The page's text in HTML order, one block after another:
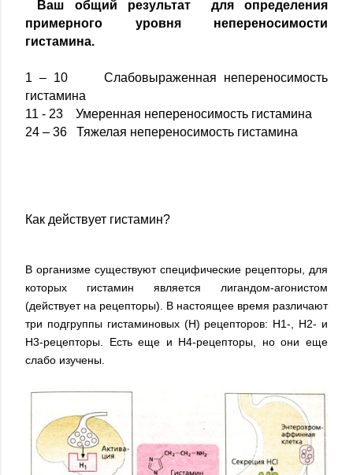
Ваш общий результат для определения
примерного уровня непереносимости
гистамина.
1 – 10 Слабовыраженная непереносимость
гистамина
11 - 23 Умеренная непереносимость гистамина
24 – 36 Тяжелая непереносимость гистамина
Как действует гистамин?
В организме существуют специфические рецепторы, для
которых гистамин является лигандом-агонистом
(действует на рецепторы). В настоящее время различают
три подгруппы гистаминовых (Н) рецепторов: Н1-, Н2- и
Н3-рецепторы. Есть еще и Н4-рецепторы, но они еще
слабо изучены.